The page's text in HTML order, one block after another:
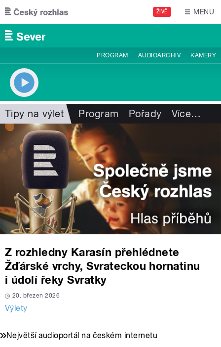
Přejít k hlavnímu obsahu
ŽIVĚ MENU
PROGRAM AUDIOARCHIV KAMERY
Tipy na výlet Program Pořady Více…
Z rozhledny Karasín přehlédnete
Žďárské vrchy, Svrateckou hornatinu
i údolí řeky Svratky
20. březen 2026
Výlety
Největší audioportál na českém internetu